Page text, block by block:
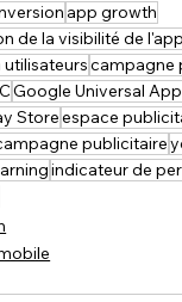
app growth
de la visibilité de
campagne
Google Universal
Storeespace
publicitaire
indicateur de